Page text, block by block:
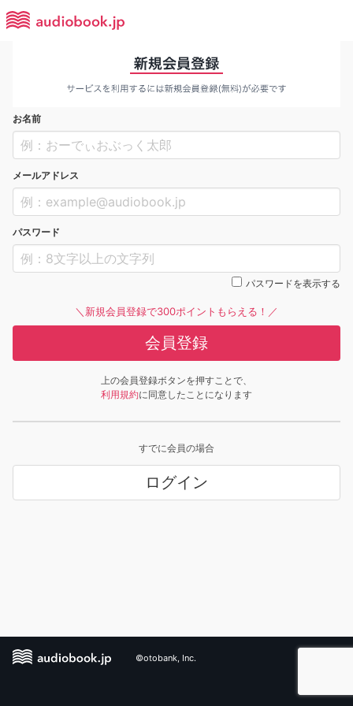
お名前
メールアドレス
パスワード
パスワードを表示する
＼新規会員登録で300ポイントもらえる！／
会員登録
上の会員登録ボタンを押すことで、
利用規約に同意したことになります
すでに会員の場合
ログイン
©otobank, Inc.